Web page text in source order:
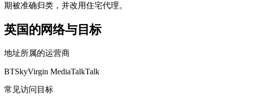
期被准确归类，并改用住宅代理。
英国的网络与目标
地址所属的运营商
BTSkyVirgin MediaTalkTalk
常见访问目标